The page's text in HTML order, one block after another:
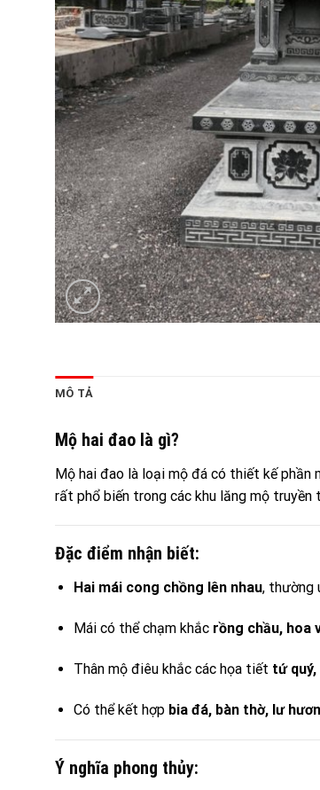
MÔ TẢ
Mộ hai đao là gì?
Mộ hai đao là loại mộ đá có thiết kế phần
rất phổ biến trong các khu lăng mộ truyền
Đặc điểm nhận biết:
Hai mái cong chồng lên nhau, thường
Mái có thể chạm khắc rồng chầu, hoa
Thân mộ điêu khắc các họa tiết tứ
Có thể kết hợp bia đá, bàn thờ, lư
Ý nghĩa phong thủy: